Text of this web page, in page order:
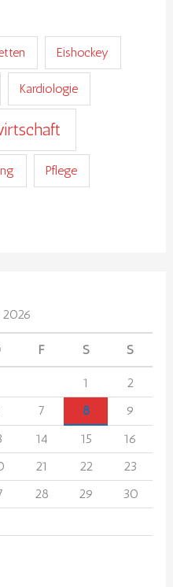
Eishockey
Kardiologie
Pflege
2026
F S S
1
2
7 8
9
14 15
16
21 22
23
28 29
30